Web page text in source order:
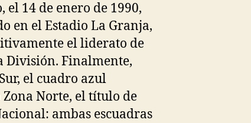
14 de enero de 1990,
en el Estadio La Granja,
el liderato de
División. Finalmente,
el cuadro azul
Norte, el título de
ambas escuadras